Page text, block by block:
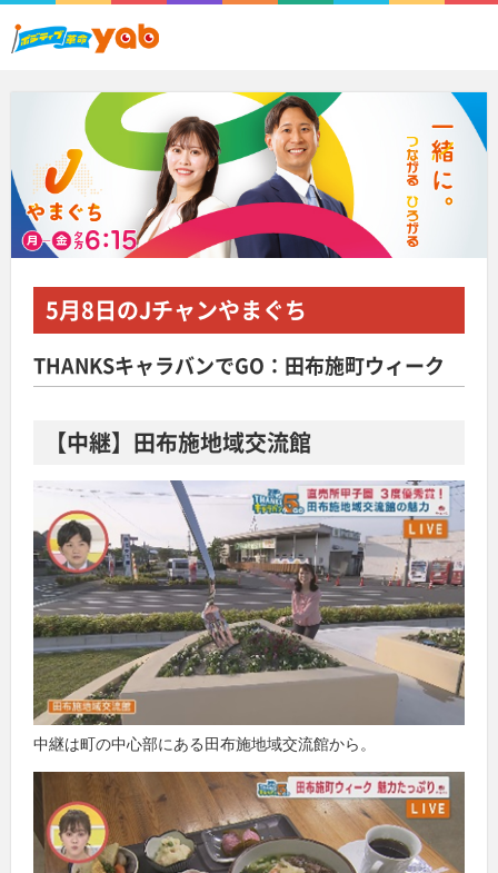
5月8日のJチャンやまぐち
THANKSキャラバンでGO：田布施町ウィーク
【中継】田布施地域交流館
中継は町の中心部にある田布施地域交流館から。